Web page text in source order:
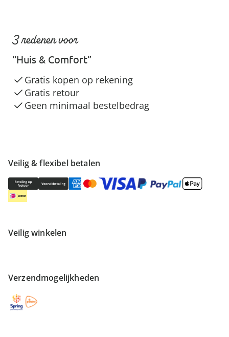
Veilig & flexibel betalen
Veilig winkelen
Verzendmogelijkheden
3 redenen voor
“Huis & Comfort”
Gratis kopen op rekening
Gratis retour
Geen minimaal bestelbedrag